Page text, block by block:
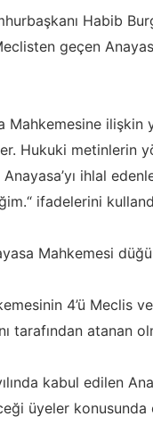
Habib
geçen
Mahkemesine
Hukuki metinlerin
ihlal
ifadelerini
Mahkemesi
4’ü Meclis
tarafından atanan
kabul edilen
üyeler konusunda